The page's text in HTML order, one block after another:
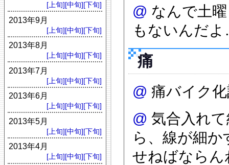
@ なんで土
もないんだ
痛
@ 痛バイク
@ 気合入れ
ら、線が細
せねばなら
[上旬][中旬][下旬]
2013年9月
[上旬][中旬][下旬]
2013年8月
[上旬][中旬][下旬]
2013年7月
[上旬][中旬][下旬]
2013年6月
[上旬][中旬][下旬]
2013年5月
[上旬][中旬][下旬]
2013年4月
[上旬][中旬][下旬]